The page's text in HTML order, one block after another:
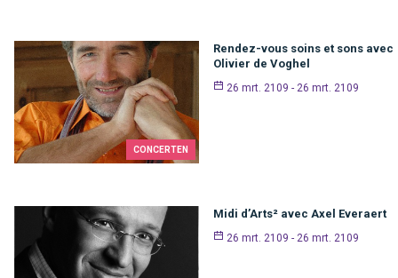
CONCERTEN
Rendez-vous soins et sons avec
Olivier de Voghel
26 mrt. 2109 - 26 mrt. 2109
Midi d’Arts² avec Axel Everaert
26 mrt. 2109 - 26 mrt. 2109